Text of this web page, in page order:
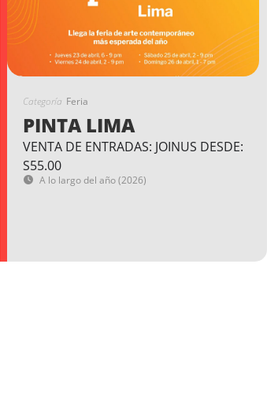
Categoría Feria
PINTA LIMA
VENTA DE ENTRADAS: JOINUS DESDE:
S55.00
A lo largo del año (2026)